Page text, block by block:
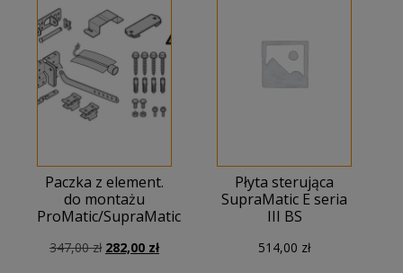
Paczka z element.
do montażu
ProMatic/SupraMatic
347,00zł Pierwotna
282,00 złAktualna
Płyta sterująca
SupraMatic E seria
III BS
514,00 zł